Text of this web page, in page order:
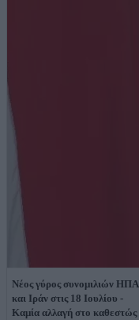
Nέος γύρος συνομιλιών ΗΠΑ
και Ιράν στις 18 Ιουλίου -
Καμία αλλαγή στο καθεστώς